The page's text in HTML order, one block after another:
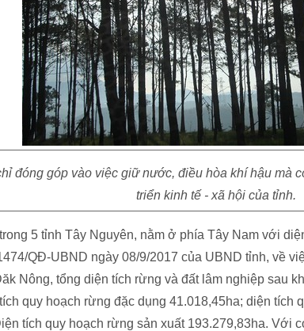
đóng góp vào việc giữ nước, điều hòa khí hậu mà
triển kinh tế - xã hội của tỉnh.
5 tỉnh Tây Nguyên, nằm ở phía Tây Nam với
QĐ-UBND ngày 08/9/2017 của UBND tỉnh, về
Nông, tổng diện tích rừng và đất lâm nghiệp sau
quy hoạch rừng đặc dụng 41.018,45ha; diện tích
tích quy hoạch rừng sản xuất 193.279,83ha. Với